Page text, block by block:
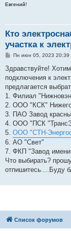
Евгений!
Кто
участка к
С
о
б
щ
е
и
е
Пн июн 05, 2023 20:39
Здравствуйте!
подключения к
предлагается
1. Филиал
2. ООО "КСК"
3. ПАО Завод
4. ООО "ПСК
5. ООО "СТН-
6. АО "Свет"
7. ФКП "Завод
Что выбирать?
отпишитесь....Буду
Список форумов